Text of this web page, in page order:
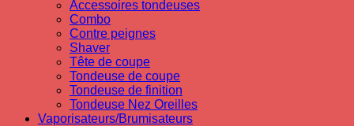
Accessoires tondeuses
Combo
Contre peignes
Shaver
Tête de coupe
Tondeuse de coupe
Tondeuse de finition
Tondeuse Nez Oreilles
Vaporisateurs/Brumisateurs